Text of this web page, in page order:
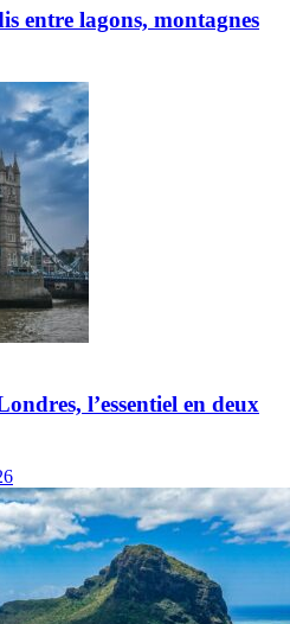
entre lagons, montagnes
l’essentiel en deux